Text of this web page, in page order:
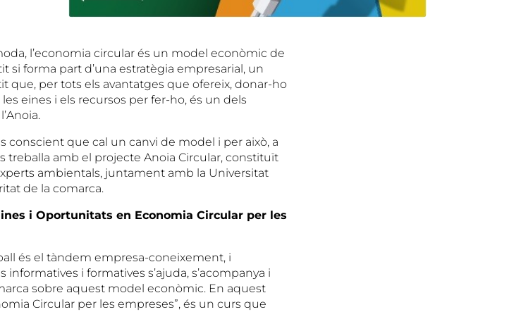
l’economia circular és un model econòmic de
forma part d’una estratègia empresarial, un
que, per tots els avantatges que ofereix, donar-ho
eines i els recursos per fer-ho, és un dels
conscient que cal un canvi de model i per això, a
treballa amb el projecte Anoia Circular, constituït
ambientals, juntament amb la Universitat
de la comarca.
i Oportunitats en Economia Circular per les
és el tàndem empresa-coneixement, i
i formatives s’ajuda, s’acompanya i
sobre aquest model econòmic. En aquest
Circular per les empreses”, és un curs que